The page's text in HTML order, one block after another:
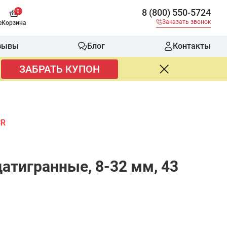
0
Корзина
8 (800) 550-5724
Заказать звонок
Блог Контакты
ЗАБРАТЬ КУПОН
8-32 мм, 43